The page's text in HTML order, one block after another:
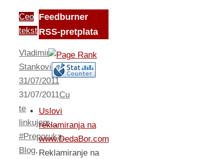
Ceo
tekst
Vladimir
Stankovic
31/07/2011
31/07/2011Cu
te
linkujem...
#Preporuka,
Blog,
Feedburner
RSS-pretplata
Uslovi
reklamiranja na
www.DedaBor.com
Reklamiranje na